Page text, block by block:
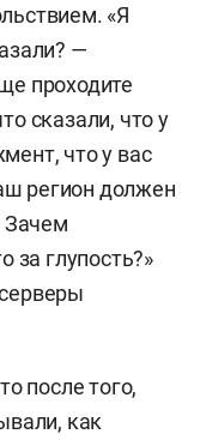
«Я
—
проходите
сказали, что у
что у вас
регион должен
Зачем
за глупость?»
после того,
как